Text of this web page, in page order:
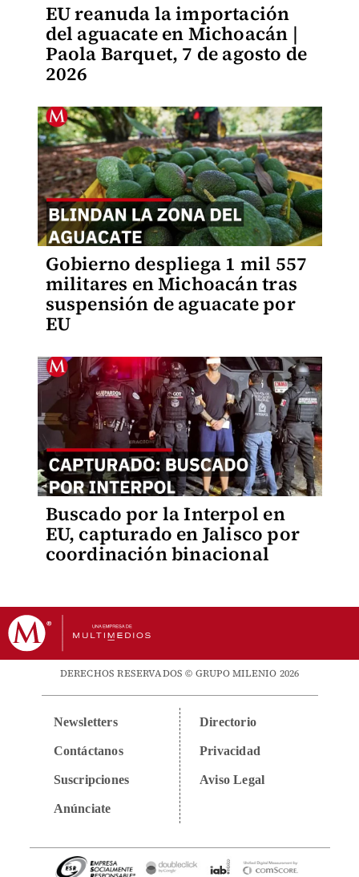
EU reanuda la importación
del aguacate en Michoacán |
Paola Barquet, 7 de agosto de
2026
Gobierno despliega 1 mil 557
militares en Michoacán tras
suspensión de aguacate por
EU
Buscado por la Interpol en
EU, capturado en Jalisco por
coordinación binacional
DERECHOS RESERVADOS © GRUPO MILENIO 2026
Newsletters
Contáctanos
Suscripciones
Anúnciate
Directorio
Privacidad
Aviso Legal